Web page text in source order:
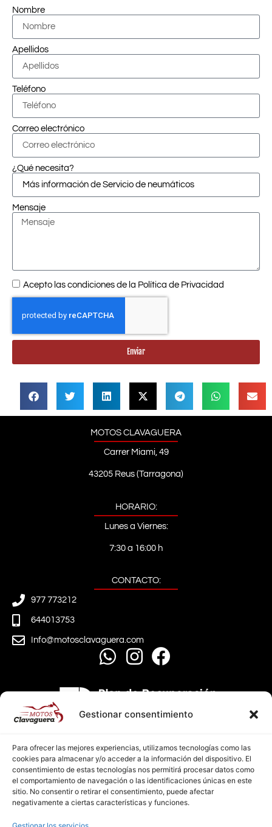
Gestionar consentimiento
Para ofrecer las mejores experiencias, utilizamos tecnologías como las
cookies para almacenar y/o acceder a la información del dispositivo. El
consentimiento de estas tecnologías nos permitirá procesar datos como
el comportamiento de navegación o las identificaciones únicas en este
sitio. No consentir o retirar el consentimiento, puede afectar
negativamente a ciertas características y funciones.
Nombre
Apellidos
Teléfono
Correo electrónico
¿Qué necesita?
Mensaje
Acepto las condiciones de la Política de Privacidad
Enviar
MOTOS CLAVAGUERA
Carrer Miami, 49
43205 Reus (Tarragona)
HORARIO:
Lunes a Viernes:
7:30 a 16:00 h
CONTACTO:
977 773212
644013753
Info@motosclavaguera.com
AVISO LEGAL